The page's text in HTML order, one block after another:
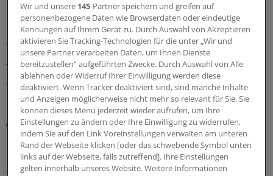
Mit dem GKV-Spargestetz wurden auch die Regeln für
die Cannabistherapie auf Kasse verschärft. KBV und
Kassen stellen nun klar, wie mit dem sechsmonatigen
Therapieversuch zu verfahren ist. Und welche
Ausnahmen gelten.
06.08.2026
Bundesverwaltungsgericht
Urteil: Sprechstundenbedarf nicht mehr als
Defekturarzneimittel
Arztpraxen können ihren Sprechstundenbedarf nicht
Wir und unsere 145-Partner speichern und greifen auf
personenbezogene Daten wie Browserdaten oder eindeutige
Kennungen auf Ihrem Gerät zu. Durch Auswahl von Akzeptieren
aktivieren Sie Tracking-Technologien für die unter „Wir und
unsere Partner verarbeiten Daten, um Ihnen Dienste
bereitzustellen“ aufgeführten Zwecke. Durch Auswahl von Alle
ablehnen oder Widerruf Ihrer Einwilligung werden diese
deaktiviert. Wenn Tracker deaktiviert sind, sind manche Inhalte
und Anzeigen möglicherweise nicht mehr so relevant für Sie. Sie
können dieses Menü jederzeit wieder aufrufen, um Ihre
Einstellungen zu ändern oder Ihre Einwilligung zu widerrufen,
indem Sie auf den Link Voreinstellungen verwalten am unteren
Rand der Webseite klicken [oder das schwebende Symbol unten
links auf der Webseite, falls zutreffend]. Ihre Einstellungen
gelten innerhalb unseres Website. Weitere Informationen